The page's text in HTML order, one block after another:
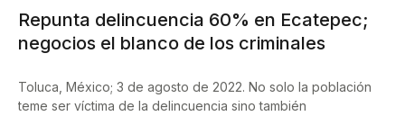
Repunta delincuencia 60% en Ecatepec;
negocios el blanco de los criminales
Toluca, México; 3 de agosto de 2022. No solo la población
teme ser víctima de la delincuencia sino también